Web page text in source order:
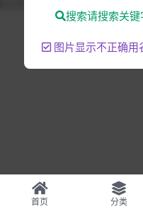
首页 分类
搜索请搜索关
图片显示不正确